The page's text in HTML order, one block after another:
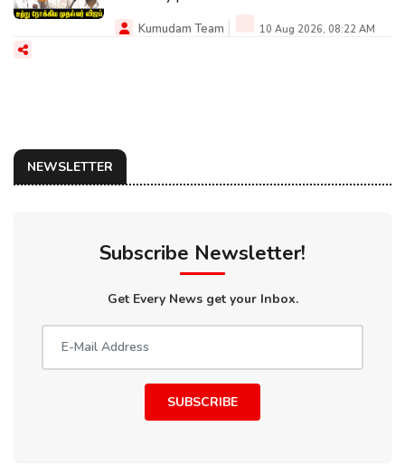
Kumudam Team 10 Aug 2026, 08:22 AM
NEWSLETTER
Subscribe Newsletter!
Get Every News get your Inbox.
SUBSCRIBE